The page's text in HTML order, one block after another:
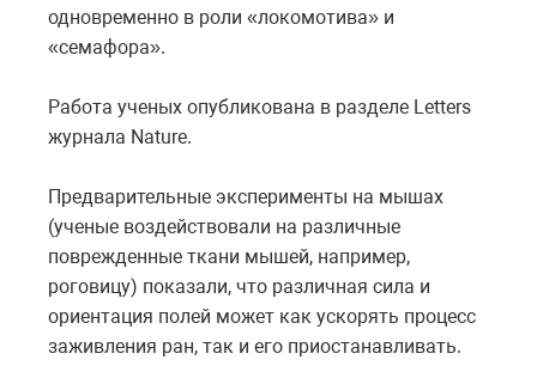
одновременно в роли «локомотива» и
«семафора».
Работа ученых опубликована в разделе Letters
журнала Nature.
Предварительные эксперименты на мышах
(ученые воздействовали на различные
поврежденные ткани мышей, например,
роговицу) показали, что различная сила и
ориентация полей может как ускорять процесс
заживления ран, так и его приостанавливать.